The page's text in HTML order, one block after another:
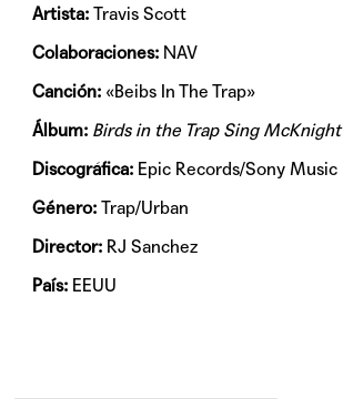
Artista: Travis Scott
Colaboraciones: NAV
Canción: «Beibs In The Trap»
Álbum: Birds in the Trap Sing McKnight
Discográfica: Epic Records/Sony Music
Género: Trap/Urban
Director: RJ Sanchez
País: EEUU